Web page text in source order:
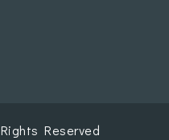
Reserved